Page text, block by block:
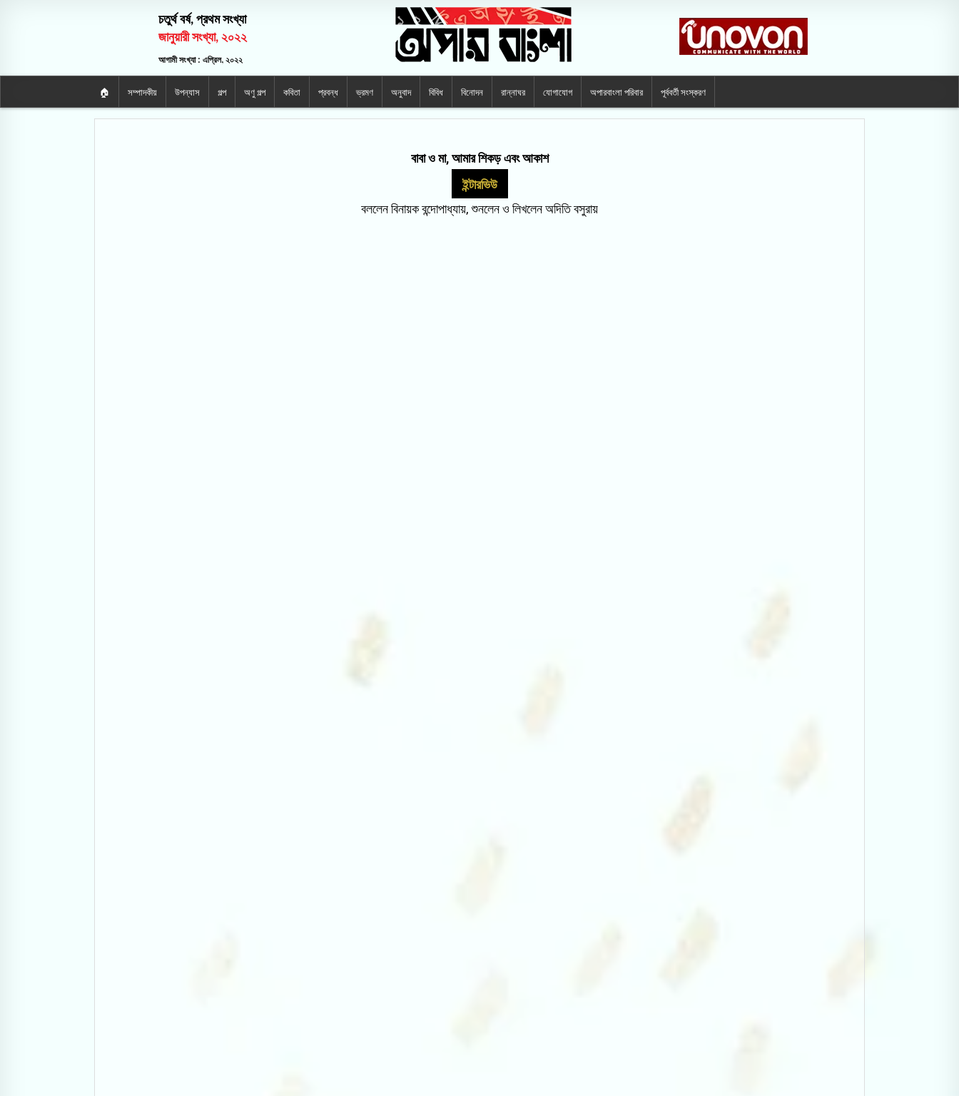
চতুর্থ বর্ষ, প্রথম সংখ্যা
জানুয়ারী সংখ্যা, ২০২২
আগামী সংখ্যা : এপ্রিল, ২০২২
🏠 সম্পাদকীয় উপন্যাস গল্প অণু গল্প কবিতা প্রবন্ধ ভ্রমণ অনুবাদ বিবিধ বিনোদন রান্নাঘর যোগাযোগ অপারবাংলা পরিবার পূর্ববর্তী সংস্করণ
বাবা ও মা, আমার শিকড় এবং আকাশ
ইন্টারভিউ
বললেন বিনায়ক বন্দোপাধ্যায়, শুনলেন ও লিখলেন অদিতি বসুরায়